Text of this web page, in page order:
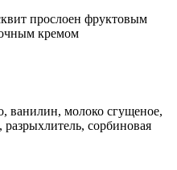
прослоен фруктовым
кремом
ванилин, молоко сгущеное,
сорбиновая